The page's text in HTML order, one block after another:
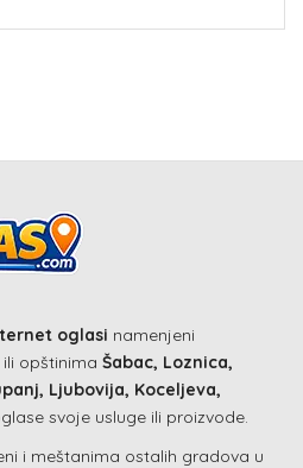
oglasi namenjeni
opštinima Šabac, Loznica,
Ljubovija, Koceljeva,
svoje usluge ili proizvode.
i meštanima ostalih gradova u